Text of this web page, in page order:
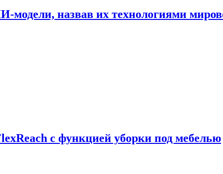
модели, назвав их технологиями
с функцией уборки под мебелью